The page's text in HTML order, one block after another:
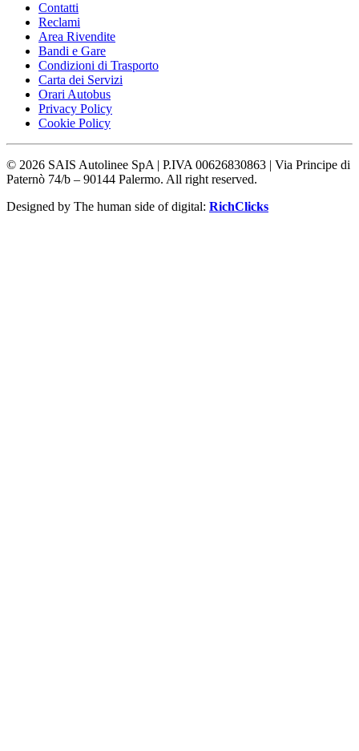
Contatti
Reclami
Area Rivendite
Bandi e Gare
Condizioni di Trasporto
Carta dei Servizi
Orari Autobus
Privacy Policy
Cookie Policy
© 2026 SAIS Autolinee SpA | P.IVA 00626830863 | Via Principe di
Paternò 74/b – 90144 Palermo. All right reserved.
Designed by The human side of digital: RichClicks